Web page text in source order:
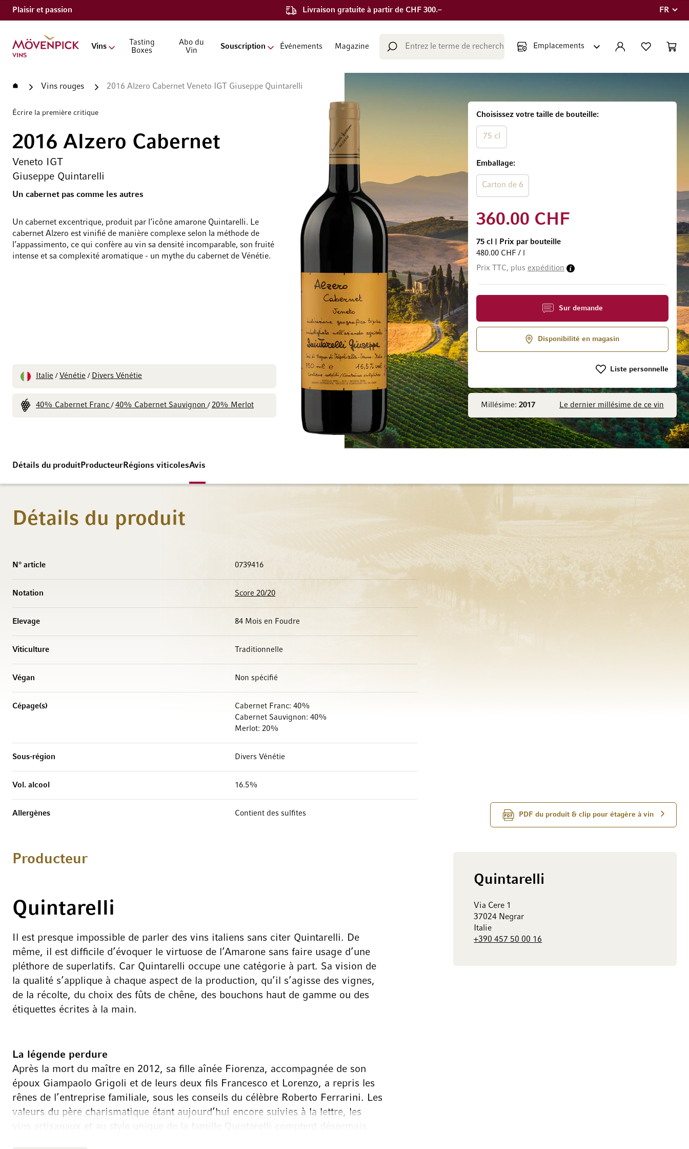
Plaisir et passion Livraison gratuite à partir de CHF 300.–
Langue
FR
Aller à la page d'accueil
Vins
Tasting
Boxes
Abo du
Vin
Souscription Événements Magazine
Chercher COMPTE LISTE
PANIER
Accueil Vins rouges 2016 Alzero Cabernet Veneto IGT Giuseppe Quintarelli
Écrire la première critique
2016 Alzero Cabernet
Veneto IGT
Giuseppe Quintarelli
Un cabernet pas comme les autres
Un cabernet excentrique, produit par l’icône amarone Quintarelli. Le
cabernet Alzero est vinifié de manière complexe selon la méthode de
l’appassimento, ce qui confère au vin sa densité incomparable, son fruité
intense et sa complexité aromatique - un mythe du cabernet de Vénétie.
Italie / Vénétie / Divers Vénétie
40% Cabernet Franc/ 40% Cabernet Sauvignon/ 20% Merlot Millésime: 2017 Le dernier millésime de ce vin
Choisissez votre taille de bouteille
75 cl
Emballage
Carton de 6
360.00 CHF
75 cl
Prix par bouteille
480.00 CHF / l
Prix TTC, plus expédition
Sur demande
Disponibilité en magasin
Liste personnelle
Passer à la fin de la galerie d’imagesPasser au début de la Galerie d’images
Détails du produitProducteurRégions viticolesAvis
Détails du produit
PDF du produit & clip pour étagère à vin
N° article 0739416
Notation Score 20/20
Elevage 84 Mois en Foudre
Viticulture Traditionnelle
Végan Non spécifié
Cépage(s)
Cabernet Franc: 40%
Cabernet Sauvignon: 40%
Merlot: 20%
Sous-région Divers Vénétie
Vol. alcool 16.5%
Allergènes Contient des sulfites
Quintarelli
Via Cere 1
37024 Negrar
Italie
+390 457 50 00 16
Producteur
Quintarelli
Il est presque impossible de parler des vins italiens sans citer Quintarelli. De
même, il est difficile d’évoquer le virtuose de l’Amarone sans faire usage d’une
pléthore de superlatifs. Car Quintarelli occupe une catégorie à part. Sa vision de
la qualité s’applique à chaque aspect de la production, qu’il s’agisse des vignes,
de la récolte, du choix des fûts de chêne, des bouchons haut de gamme ou des
étiquettes écrites à la main.
La légende perdure
Après la mort du maître en 2012, sa fille aînée Fiorenza, accompagnée de son
époux Giampaolo Grigoli et de leurs deux fils Francesco et Lorenzo, a repris les
rênes de l’entreprise familiale, sous les conseils du célèbre Roberto Ferrarini. Les
valeurs du père charismatique étant aujourd’hui encore suivies à la lettre, les
vins artisanaux et au style unique de la famille Quintarelli comptent désormais